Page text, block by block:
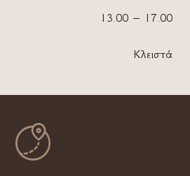
13.00 – 17.00
Κλειστά
